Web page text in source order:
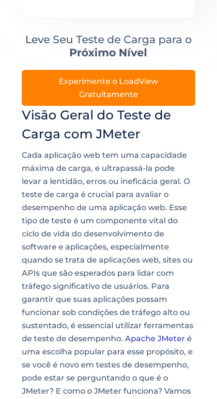
Visão Geral do Teste de
Carga com JMeter
Cada aplicação web tem uma capacidade
máxima de carga, e ultrapassá-la pode
levar a lentidão, erros ou ineficácia geral. O
teste de carga é crucial para avaliar o
desempenho de uma aplicação web. Esse
tipo de teste é um componente vital do
ciclo de vida do desenvolvimento de
software e aplicações, especialmente
quando se trata de aplicações web, sites ou
APIs que são esperados para lidar com
tráfego significativo de usuários. Para
garantir que suas aplicações possam
funcionar sob condições de tráfego alto ou
sustentado, é essencial utilizar ferramentas
de teste de desempenho. Apache JMeter é
uma escolha popular para esse propósito, e
se você é novo em testes de desempenho,
pode estar se perguntando o que é o
JMeter? E como o JMeter funciona? Vamos
Leve Seu Teste de Carga para o
Próximo Nível
Experimente o LoadView
Gratuitamente